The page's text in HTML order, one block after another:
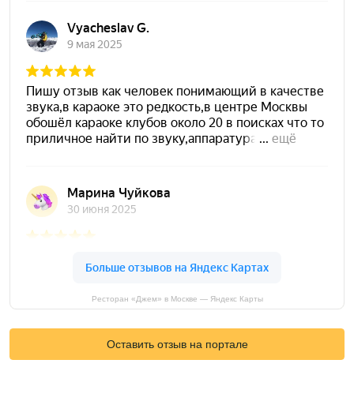
Ресторан «Джем» в Москве — Яндекс Карты
Оставить отзыв на портале